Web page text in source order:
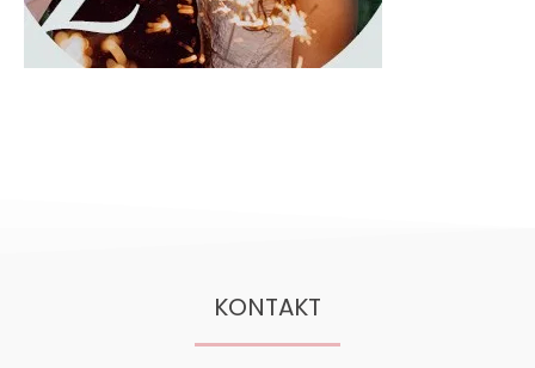
KONTAKT